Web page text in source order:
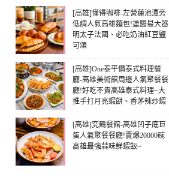
[高雄]懂得咖啡-左營蓮池潭旁
低調人氣高雄麵包!塗醬最大器
明太子法國、必吃奶油紅豆鹽
可頌
[高雄]One泰平價泰式料理餐
廳-高雄美術館周邊人氣聚餐餐
廳!好吃不貴高雄泰式料理~大
推手打月亮蝦餅、香茅辣炒蝦
[高雄]究鶴餐館-高雄凹子底巨
蛋人氣聚餐餐廳!賣爆20000碗
高雄最強蒜味鮮蝦飯~